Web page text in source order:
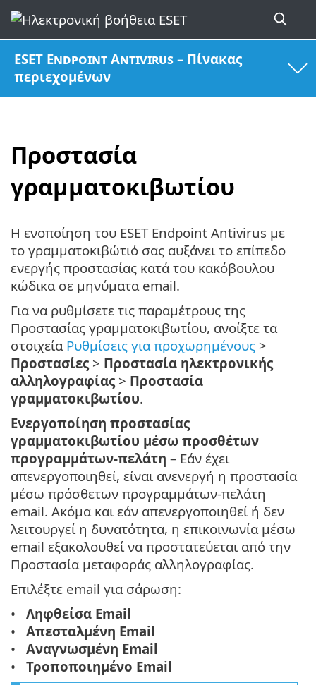
ESET Endpoint Antivirus – Πίνακας
περιεχομένων
Προστασία
γραμματοκιβωτίου
Η ενοποίηση του ESET Endpoint Antivirus με
το γραμματοκιβώτιό σας αυξάνει το επίπεδο
ενεργής προστασίας κατά του κακόβουλου
κώδικα σε μηνύματα email.
Για να ρυθμίσετε τις παραμέτρους της
Προστασίας γραμματοκιβωτίου, ανοίξτε τα
στοιχεία Ρυθμίσεις για προχωρημένους >
Προστασίες > Προστασία ηλεκτρονικής
αλληλογραφίας > Προστασία
γραμματοκιβωτίου.
Ενεργοποίηση προστασίας
γραμματοκιβωτίου μέσω προσθέτων
προγραμμάτων-πελάτη – Εάν έχει
απενεργοποιηθεί, είναι ανενεργή η προστασία
μέσω πρόσθετων προγραμμάτων-πελάτη
email. Ακόμα και εάν απενεργοποιηθεί ή δεν
λειτουργεί η δυνατότητα, η επικοινωνία μέσω
email εξακολουθεί να προστατεύεται από την
Προστασία μεταφοράς αλληλογραφίας.
Επιλέξτε email για σάρωση:
Ληφθείσα Email
Απεσταλμένη Email
Αναγνωσμένη Email
Τροποποιημένο Email